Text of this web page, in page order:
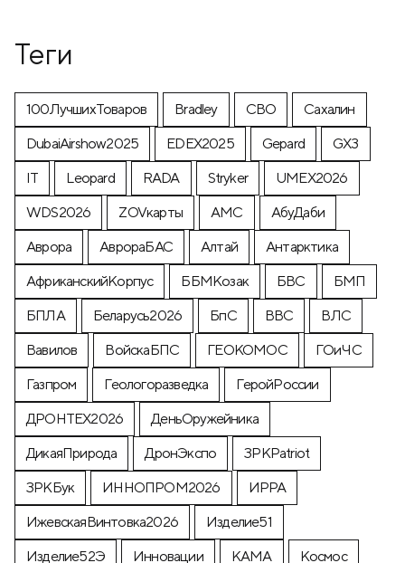
Теги
100ЛучшихТоваров Bradley CВО
Cахалин
DubaiAirshow2025
EDEX2025 Gepard
GX3
IT
Leopard RADA Stryker
UMEX2026
WDS2026
ZOVкарты АМС
АбуДаби
Аврора
АврораБАС Алтай
Антарктика
АфриканскийКорпус
ББМКозак БВС
БМП
БПЛА
Беларусь2026 БпС ВВС
ВЛС
Вавилов
ВойскаБПС ГЕОКОМОС
ГОиЧС
Газпром
Геологоразведка
ГеройРоссии
ДРОНТЕХ2026
ДеньОружейника
ДикаяПрирода
ДронЭкспо
ЗРКPatriot
ЗРКБук
ИННОПРОМ2026
ИРРА
ИжевскаяВинтовка2026
Изделие51
Изделие52Э
Инновации КАМА Космос